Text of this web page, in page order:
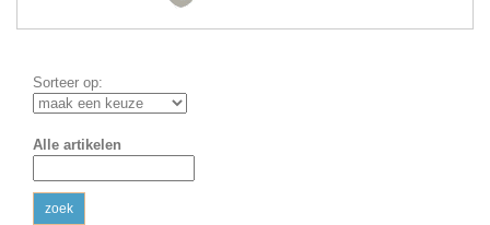
Sorteer op:
Alle artikelen
zoek